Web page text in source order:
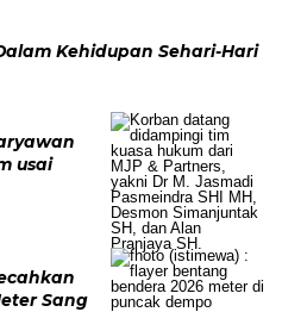
Kehidupan Sehari-Hari
usai
Sang